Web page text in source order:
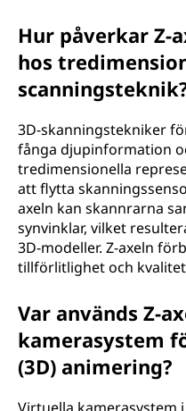
Hur påverkar Z-
hos
3D-skanningstekniker
fånga djupinformation
tredimensionella
att flytta
axeln kan skannrarna
synvinklar, vilket
3D-modeller. Z-axeln
tillförlitlighet och
Var används Z-
kamerasystem
(3D) animering?